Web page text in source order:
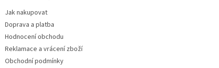
Jak nakupovat
Doprava a platba
Hodnocení obchodu
Reklamace a vrácení zboží
Obchodní podmínky